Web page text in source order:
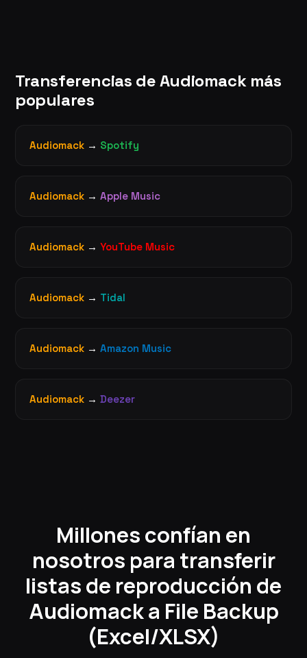
Transferencias de Audiomack más
populares
Audiomack → Spotify
Audiomack → Apple Music
Audiomack → YouTube Music
Audiomack → Tidal
Audiomack → Amazon Music
Audiomack → Deezer
Millones confían en
nosotros para transferir
listas de reproducción de
Audiomack a File Backup
(Excel/XLSX)